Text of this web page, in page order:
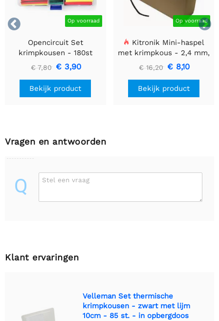

 Op voorraad
Opencircuit Set
krimpkousen - 180st
€ 7,80 € 3,90
Bekijk product
Op voorraad
Kitronik Mini-haspel
met krimpkous - 2,4 mm,
11 meter
€ 16,20 € 8,10
Bekijk product
Vragen en antwoorden
Q Stel een vraag
Klant ervaringen
Velleman Set thermische
krimpkousen - zwart met lijm
10cm - 85 st. - in opbergdoos